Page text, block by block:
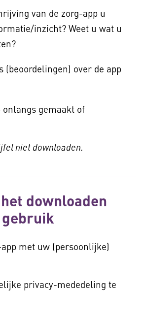
van de zorg-app u
inzicht? Weet u wat u
(beoordelingen) over de app
onlangs gemaakt of
niet downloaden.
downloaden
met uw (persoonlijke)
privacy-mededeling te